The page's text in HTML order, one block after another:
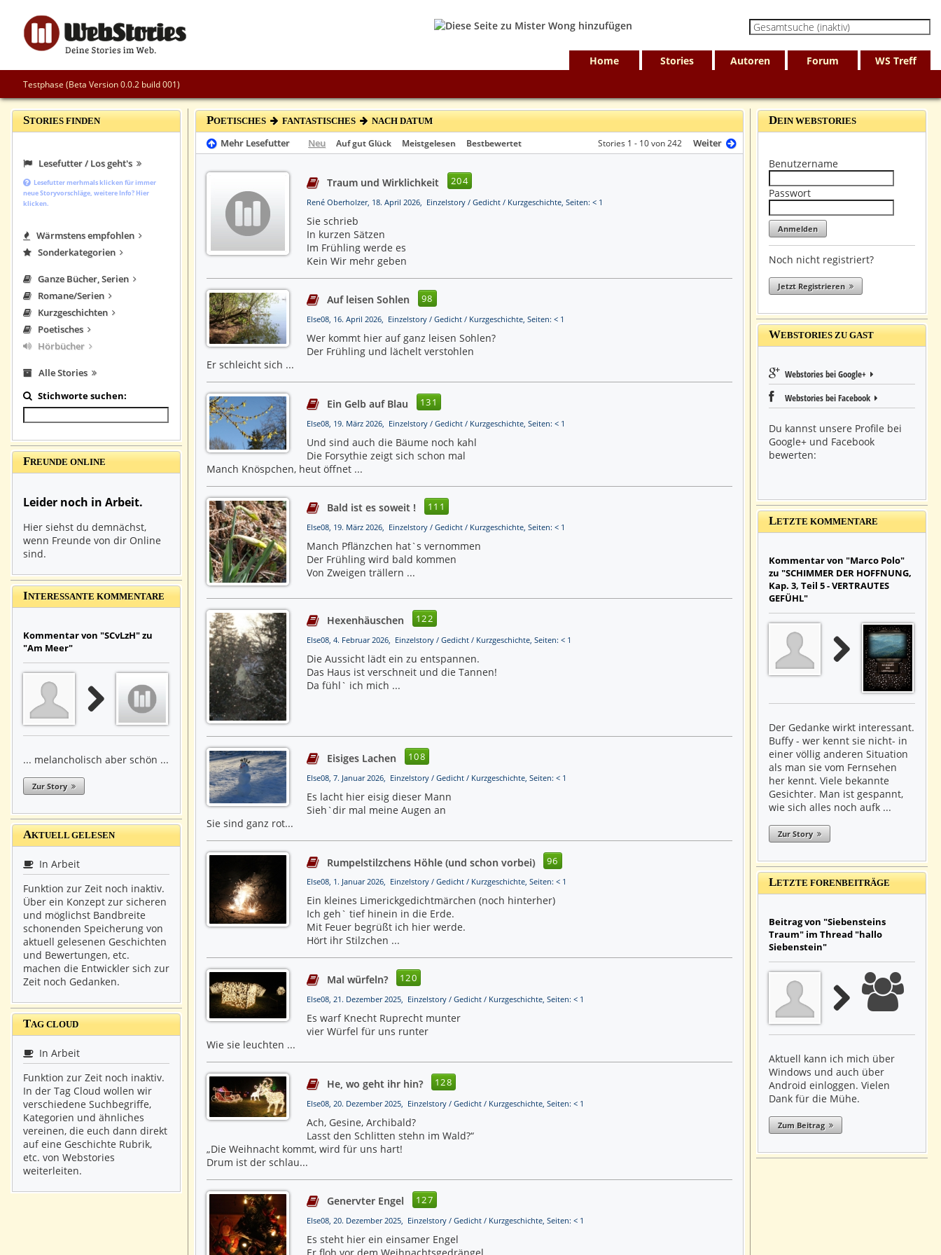
WS Treff
Forum
Autoren
Stories
Home
Testphase (Beta Version 0.0.2 build 001)
POETISCHES FANTASTISCHES NACH DATUM
Mehr Lesefutter Neu Auf gut Glück Meistgelesen Bestbewertet Stories 1 - 10 von 242 Weiter
Traum und Wirklichkeit 204
René Oberholzer, 18. April 2026, Einzelstory / Gedicht / Kurzgeschichte, Seiten: < 1
Sie schrieb
In kurzen Sätzen
Im Frühling werde es
Kein Wir mehr geben
Auf leisen Sohlen 98
Else08, 16. April 2026, Einzelstory / Gedicht / Kurzgeschichte, Seiten: < 1
Wer kommt hier auf ganz leisen Sohlen?
Der Frühling und lächelt verstohlen
Er schleicht sich ...
Ein Gelb auf Blau 131
Else08, 19. März 2026, Einzelstory / Gedicht / Kurzgeschichte, Seiten: < 1
Und sind auch die Bäume noch kahl
Die Forsythie zeigt sich schon mal
Manch Knöspchen, heut öffnet ...
Bald ist es soweit ! 111
Else08, 19. März 2026, Einzelstory / Gedicht / Kurzgeschichte, Seiten: < 1
Manch Pflänzchen hat`s vernommen
Der Frühling wird bald kommen
Von Zweigen trällern ...
Hexenhäuschen 122
Else08, 4. Februar 2026, Einzelstory / Gedicht / Kurzgeschichte, Seiten: < 1
Die Aussicht lädt ein zu entspannen.
Das Haus ist verschneit und die Tannen!
Da fühl` ich mich ...
Eisiges Lachen 108
Else08, 7. Januar 2026, Einzelstory / Gedicht / Kurzgeschichte, Seiten: < 1
Es lacht hier eisig dieser Mann
Sieh`dir mal meine Augen an
Sie sind ganz rot...
Rumpelstilzchens Höhle (und schon vorbei) 96
Else08, 1. Januar 2026, Einzelstory / Gedicht / Kurzgeschichte, Seiten: < 1
Ein kleines Limerickgedichtmärchen (noch hinterher)
Ich geh` tief hinein in die Erde.
Mit Feuer begrüßt ich hier werde.
Hört ihr Stilzchen ...
Mal würfeln? 120
Else08, 21. Dezember 2025, Einzelstory / Gedicht / Kurzgeschichte, Seiten: < 1
Es warf Knecht Ruprecht munter
vier Würfel für uns runter
Wie sie leuchten ...
He, wo geht ihr hin? 128
Else08, 20. Dezember 2025, Einzelstory / Gedicht / Kurzgeschichte, Seiten: < 1
Ach, Gesine, Archibald?
Lasst den Schlitten stehn im Wald?“
„Die Weihnacht kommt, wird für uns hart!
Drum ist der schlau...
Genervter Engel 127
Else08, 20. Dezember 2025, Einzelstory / Gedicht / Kurzgeschichte, Seiten: < 1
Es steht hier ein einsamer Engel
STORIES FINDEN
Lesefutter / Los geht's
Lesefutter merhmals klicken für immer
neue Storyvorschläge, weitere Info? Hier
klicken.
Wärmstens empfohlen
Sonderkategorien
Ganze Bücher, Serien
Romane/Serien
Kurzgeschichten
Poetisches
Hörbücher
Alle Stories
Stichworte suchen:
FREUNDE ONLINE
Leider noch in Arbeit.
Hier siehst du demnächst,
wenn Freunde von dir Online
sind.
INTERESSANTE KOMMENTARE
Kommentar von "SCvLzH" zu
"Am Meer"
... melancholisch aber schön ...
Zur Story
AKTUELL GELESEN
In Arbeit
Funktion zur Zeit noch inaktiv.
Über ein Konzept zur sicheren
und möglichst Bandbreite
schonenden Speicherung von
aktuell gelesenen Geschichten
und Bewertungen, etc.
machen die Entwickler sich zur
Zeit noch Gedanken.
TAG CLOUD
In Arbeit
Funktion zur Zeit noch inaktiv.
In der Tag Cloud wollen wir
verschiedene Suchbegriffe,
Kategorien und ähnliches
vereinen, die euch dann direkt
auf eine Geschichte Rubrik,
etc. von Webstories
weiterleiten.
DEIN WEBSTORIES
Benutzername
Passwort
Noch nicht registriert?
Jetzt Registrieren
WEBSTORIES ZU GAST
Webstories bei Google+
Webstories bei Facebook
Du kannst unsere Profile bei
Google+ und Facebook
bewerten:
LETZTE KOMMENTARE
Kommentar von "Marco Polo"
zu "SCHIMMER DER HOFFNUNG,
Kap. 3, Teil 5 - VERTRAUTES
GEFÜHL"
Der Gedanke wirkt interessant.
Buffy - wer kennt sie nicht- in
einer völlig anderen Situation
als man sie vom Fernsehen
her kennt. Viele bekannte
Gesichter. Man ist gespannt,
wie sich alles noch aufk ...
Zur Story
LETZTE FORENBEITRÄGE
Beitrag von "Siebensteins
Traum" im Thread "hallo
Siebenstein"
Aktuell kann ich mich über
Windows und auch über
Android einloggen. Vielen
Dank für die Mühe.
Zum Beitrag